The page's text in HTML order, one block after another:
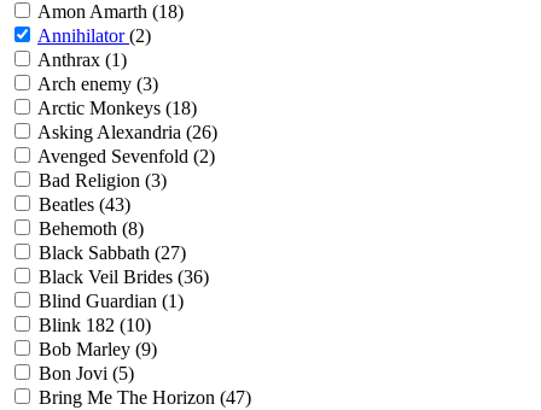
Amon Amarth (18)
Annihilator(2)
Anthrax (1)
Arch enemy (3)
Arctic Monkeys (18)
Asking Alexandria (26)
Avenged Sevenfold (2)
Bad Religion (3)
Beatles (43)
Behemoth (8)
Black Sabbath (27)
Black Veil Brides (36)
Blind Guardian (1)
Blink 182 (10)
Bob Marley (9)
Bon Jovi (5)
Bring Me The Horizon (47)